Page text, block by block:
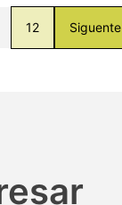
12 Siguente